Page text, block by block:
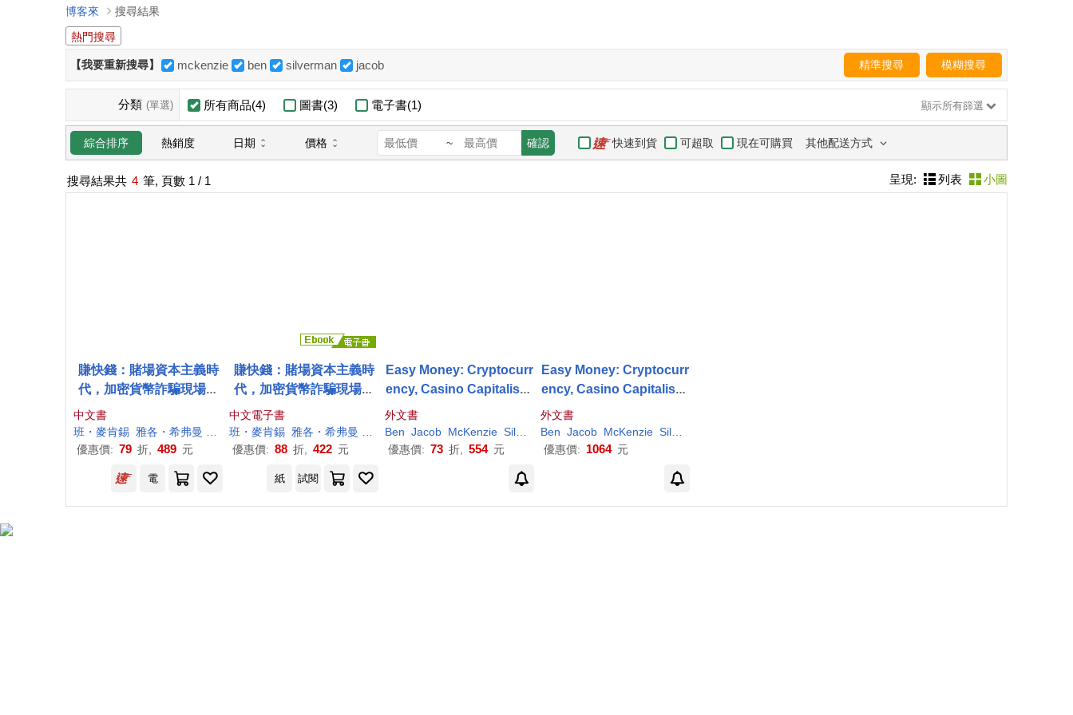
博客來
搜尋結果
熱門搜尋
【我要重新搜尋】 mckenzie ben silverman jacob 精準搜尋 模糊搜尋
分類 (單選) 所有商品(4) 圖書(3) 電子書(1) 顯示所有篩選
綜合排序 熱銷度 日期 價格 ~ 確認 快速到貨 可超取 現在可購買 其他配送方式
搜尋結果共 4 筆, 頁數 1 / 1 呈現: 列表 小圖
賺快錢：賭場資本主義時
代，加密貨幣詐騙現場遊
中文書
班・麥肯錫 雅各・希弗曼
朱怡康
優惠價: 79 折, 489 元
賺快錢：賭場資本主義時
代，加密貨幣詐騙現場遊
記 (電子書)
中文電子書
班・麥肯錫 雅各・希弗曼
朱怡康
優惠價: 88 折, 422 元
Easy Money: Cryptocurr
ency, Casino Capitalism,
and the Golden Age of F
raud: The Basis for the
Documentary Everyone
外文書
Ben Jacob McKenzie Silverman
優惠價: 73 折, 554 元
Easy Money: Cryptocurr
ency, Casino Capitalism,
and the Golden Age of F
raud: The Basis for the
Documentary Everyone
外文書
Ben Jacob McKenzie Silverman
優惠價: 1064 元
電 紙 試閱